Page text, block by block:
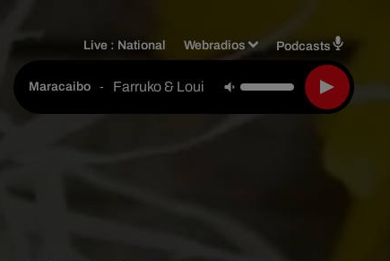
Live : National Webradios Podcasts
Maracaibo - Farruko & Louis Bpm & Makaco El Cerebro